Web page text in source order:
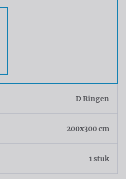
D Ringen
200x300 cm
1 stuk